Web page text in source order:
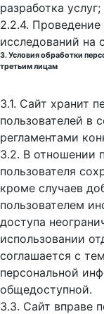
разработка услуг;
2.2.4.
исследований на
3. Условия обработки
третьим лицам
3.1. Сайт хранит
пользователей в
регламентами
3.2. В отношении
пользователя
кроме случаев
пользователем
доступа
использовании
соглашается с
персональной
общедоступной.
3.3. Сайт вправе